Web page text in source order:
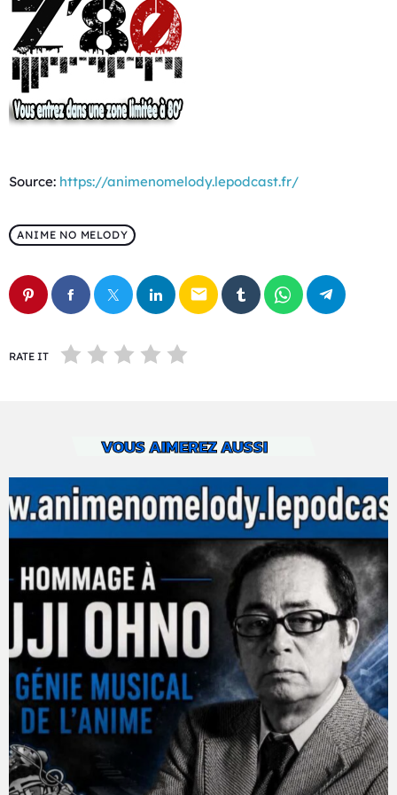
Source: https://animenomelody.lepodcast.fr/
ANIME NO MELODY
email
RATE IT
VOUS AIMEREZ AUSSI